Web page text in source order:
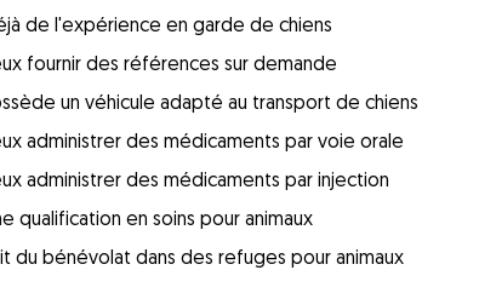
de l'expérience en garde de chiens
fournir des références sur demande
un véhicule adapté au transport de chiens
administrer des médicaments par voie orale
administrer des médicaments par injection
qualification en soins pour animaux
du bénévolat dans des refuges pour animaux